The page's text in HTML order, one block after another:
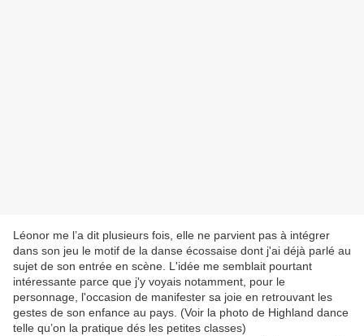
Léonor me l’a dit plusieurs fois, elle ne parvient pas à intégrer
dans son jeu le motif de la danse écossaise dont j'ai déjà parlé au
sujet de son entrée en scène. L'idée me semblait pourtant
intéressante parce que j'y voyais notamment, pour le
personnage, l'occasion de manifester sa joie en retrouvant les
gestes de son enfance au pays. (Voir la photo de Highland dance
telle qu’on la pratique dés les petites classes)